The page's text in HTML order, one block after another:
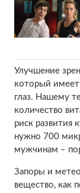
Улучшение
который имеет
глаз. Нашему
количество
риск
нужно 700
мужчинам –
Запоры и
вещество, как